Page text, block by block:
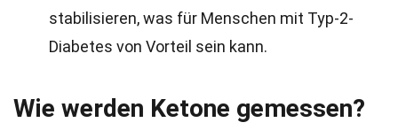
stabilisieren, was für Menschen mit Typ-2-
Diabetes von Vorteil sein kann.
Wie werden Ketone gemessen?